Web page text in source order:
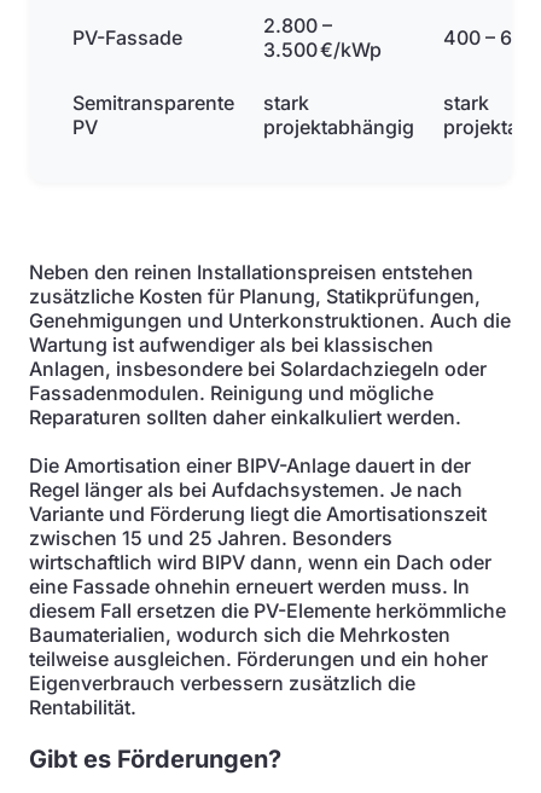
PV-Fassade
2.800 –
3.500 €/kWp
400 – 600
Semitransparente
PV
stark
projektabhängig
stark
Neben den reinen Installationspreisen entstehen
zusätzliche Kosten für Planung, Statikprüfungen,
Genehmigungen und Unterkonstruktionen. Auch die
Wartung ist aufwendiger als bei klassischen
Anlagen, insbesondere bei Solardachziegeln oder
Fassadenmodulen. Reinigung und mögliche
Reparaturen sollten daher einkalkuliert werden.
Die Amortisation einer BIPV-Anlage dauert in der
Regel länger als bei Aufdachsystemen. Je nach
Variante und Förderung liegt die Amortisationszeit
zwischen 15 und 25 Jahren. Besonders
wirtschaftlich wird BIPV dann, wenn ein Dach oder
eine Fassade ohnehin erneuert werden muss. In
diesem Fall ersetzen die PV-Elemente herkömmliche
Baumaterialien, wodurch sich die Mehrkosten
teilweise ausgleichen. Förderungen und ein hoher
Eigenverbrauch verbessern zusätzlich die
Rentabilität.
Gibt es Förderungen?